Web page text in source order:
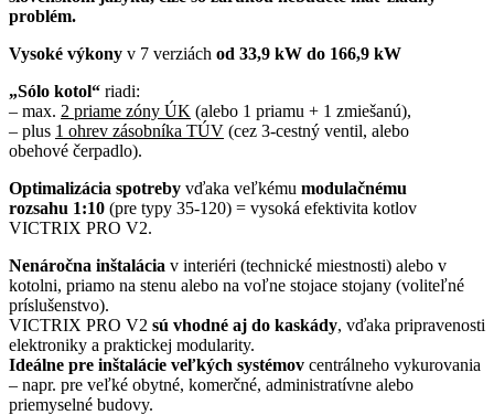
problém.
Vysoké výkony v 7 verziách od 33,9 kW do 166,9 kW
„Sólo kotol“ riadi:
– max. 2 priame zóny ÚK (alebo 1 priamu + 1 zmiešanú),
– plus 1 ohrev zásobníka TÚV (cez 3-cestný ventil, alebo
obehové čerpadlo).
Optimalizácia spotreby vďaka veľkému modulačnému
rozsahu 1:10 (pre typy 35-120) = vysoká efektivita kotlov
VICTRIX PRO V2.
Nenáročna inštalácia v interiéri (technické miestnosti) alebo v
kotolni, priamo na stenu alebo na voľne stojace stojany (voliteľné
príslušenstvo).
VICTRIX PRO V2 sú vhodné aj do kaskády, vďaka pripravenosti
elektroniky a praktickej modularity.
Ideálne pre inštalácie veľkých systémov centrálneho vykurovania
– napr. pre veľké obytné, komerčné, administratívne alebo
priemyselné budovy.